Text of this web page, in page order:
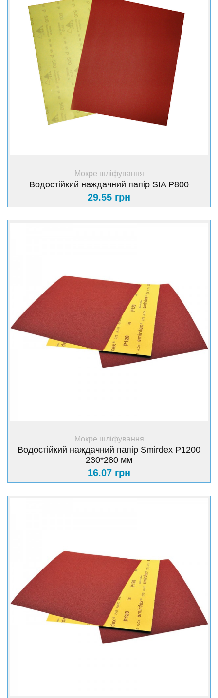
+ Купити
Мокре шліфування
Водостійкий наждачний папір SIA Р800
29.55 грн
+ Купити
Мокре шліфування
Водостійкий наждачний папір Smirdex Р1200
230*280 мм
16.07 грн